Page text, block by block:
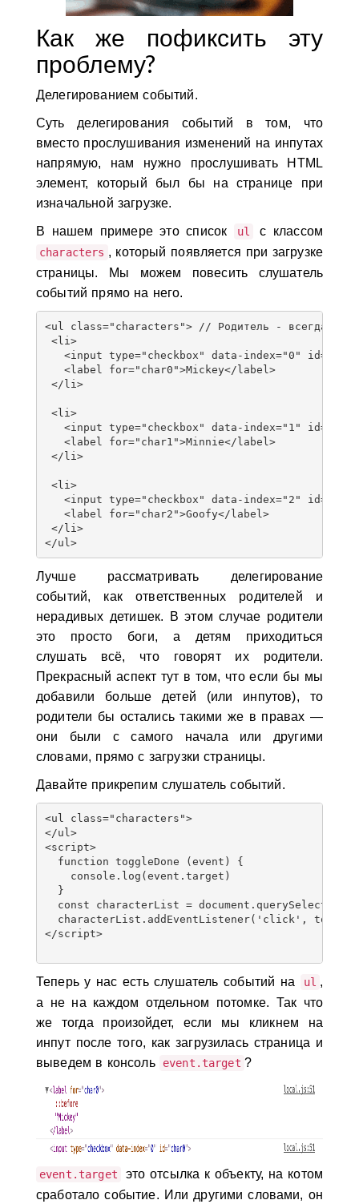
Как же пофиксить эту
проблему?
Делегированием событий.
Суть делегирования событий в том, что
вместо прослушивания изменений на инпутах
напрямую, нам нужно прослушивать HTML
элемент, который был бы на странице при
изначальной загрузке.
В нашем примере это список ul с классом
characters , который появляется при загрузке
страницы. Мы можем повесить слушатель
событий прямо на него.
<ul class="characters"> // Родитель - всегда на
<li>
<input type="checkbox" data-index="0"
   <label for="char0">Mickey</label>
</li>
<li>
<input type="checkbox" data-index="1"
   <label for="char1">Minnie</label>
</li>
<li>
<input type="checkbox" data-index="2"
   <label for="char2">Goofy</label>
</li>
</ul>
Лучше рассматривать делегирование
событий, как ответственных родителей и
нерадивых детишек. В этом случае родители
это просто боги, а детям приходиться
слушать всё, что говорят их родители.
Прекрасный аспект тут в том, что если бы мы
добавили больше детей (или инпутов), то
родители бы остались такими же в правах —
они были с самого начала или другими
словами, прямо с загрузки страницы.
Давайте прикрепим слушатель событий.
<ul class="characters">
</ul>
<script>
  function toggleDone (event) {
    console.log(event.target)
  }
const characterList =
characterList.addEventListener('click',
</script>
Теперь у нас есть слушатель событий на ul ,
а не на каждом отдельном потомке. Так что
же тогда произойдет, если мы кликнем на
инпут после того, как загрузилась страница и
выведем в консоль
event.target ?
event.target
это отсылка к объекту, на котом
сработало событие. Или другими словами, он